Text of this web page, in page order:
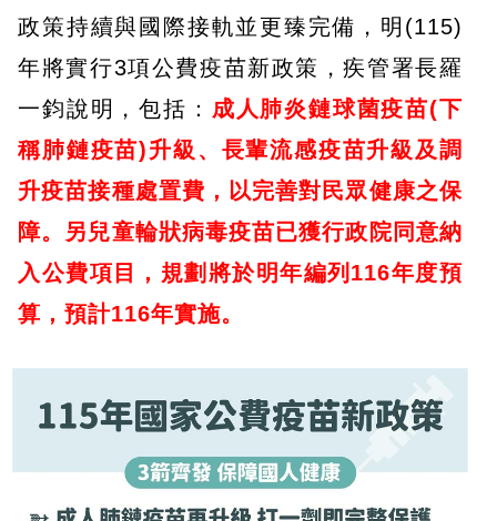
政策持續與國際接軌並更臻完備，明(115)
年將實行3項公費疫苗新政策，疾管署長羅
一鈞說明，包括： 成人肺炎鏈球菌疫苗(下
稱肺鏈疫苗)升級、長輩流感疫苗升級及調
升疫苗接種處置費，以完善對民眾健康之保
障。另兒童輪狀病毒疫苗已獲行政院同意納
入公費項目，規劃將於明年編列116年度預
算，預計116年實施。